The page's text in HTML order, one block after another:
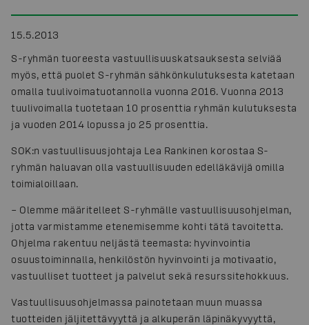
15.5.2013
S-ryhmän tuoreesta vastuullisuuskatsauksesta selviää
myös, että puolet S-ryhmän sähkönkulutuksesta katetaan
omalla tuulivoimatuotannolla vuonna 2016. Vuonna 2013
tuulivoimalla tuotetaan 10 prosenttia ryhmän kulutuksesta
ja vuoden 2014 lopussa jo 25 prosenttia.
SOK:n vastuullisuusjohtaja Lea Rankinen korostaa S-
ryhmän haluavan olla vastuullisuuden edelläkävijä omilla
toimialoillaan.
– Olemme määritelleet S-ryhmälle vastuullisuusohjelman,
jotta varmistamme etenemisemme kohti tätä tavoitetta.
Ohjelma rakentuu neljästä teemasta: hyvinvointia
osuustoiminnalla, henkilöstön hyvinvointi ja motivaatio,
vastuulliset tuotteet ja palvelut sekä resurssitehokkuus.
Vastuullisuusohjelmassa painotetaan muun muassa
tuotteiden jäljitettävyyttä ja alkuperän läpinäkyvyyttä,